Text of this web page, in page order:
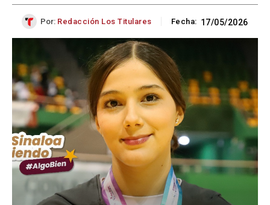
Por: Redacción Los Titulares Fecha: 17/05/2026